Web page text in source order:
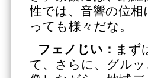
性では、音響の位
っても様々だな。
フェノじい： まず
て、さらに、グル